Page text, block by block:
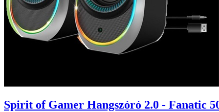
Spirit of Gamer Hangszóró 2.0 - Fanatic